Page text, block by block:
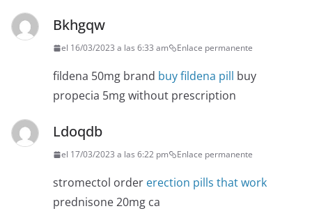
Bkhgqw
el 16/03/2023 a las 6:33 am Enlace permanente
fildena 50mg brand buy fildena pill buy
propecia 5mg without prescription
Ldoqdb
el 17/03/2023 a las 6:22 pm Enlace permanente
stromectol order erection pills that work
prednisone 20mg ca